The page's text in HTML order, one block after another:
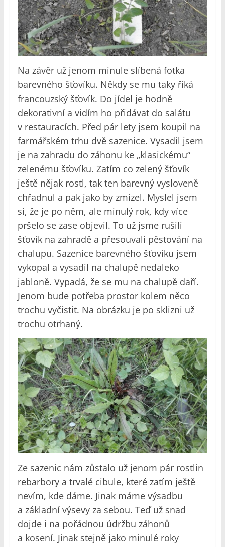
Na závěr už jenom minule slíbená fotka
barevného šťovíku. Někdy se mu taky říká
francouzský šťovík. Do jídel je hodně
dekorativní a vidím ho přidávat do salátu
v restauracích. Před pár lety jsem koupil na
farmářském trhu dvě sazenice. Vysadil jsem
je na zahradu do záhonu ke „klasickému“
zelenému šťovíku. Zatím co zelený šťovík
ještě nějak rostl, tak ten barevný vysloveně
chřadnul a pak jako by zmizel. Myslel jsem
si, že je po něm, ale minulý rok, kdy více
pršelo se zase objevil. To už jsme rušili
šťovík na zahradě a přesouvali pěstování na
chalupu. Sazenice barevného šťovíku jsem
vykopal a vysadil na chalupě nedaleko
jabloně. Vypadá, že se mu na chalupě daří.
Jenom bude potřeba prostor kolem něco
trochu vyčistit. Na obrázku je po sklizni už
trochu otrhaný.
Ze sazenic nám zůstalo už jenom pár rostlin
rebarbory a trvalé cibule, které zatím ještě
nevím, kde dáme. Jinak máme výsadbu
a základní výsevy za sebou. Teď už snad
dojde i na pořádnou údržbu záhonů
a kosení. Jinak stejně jako minulé roky